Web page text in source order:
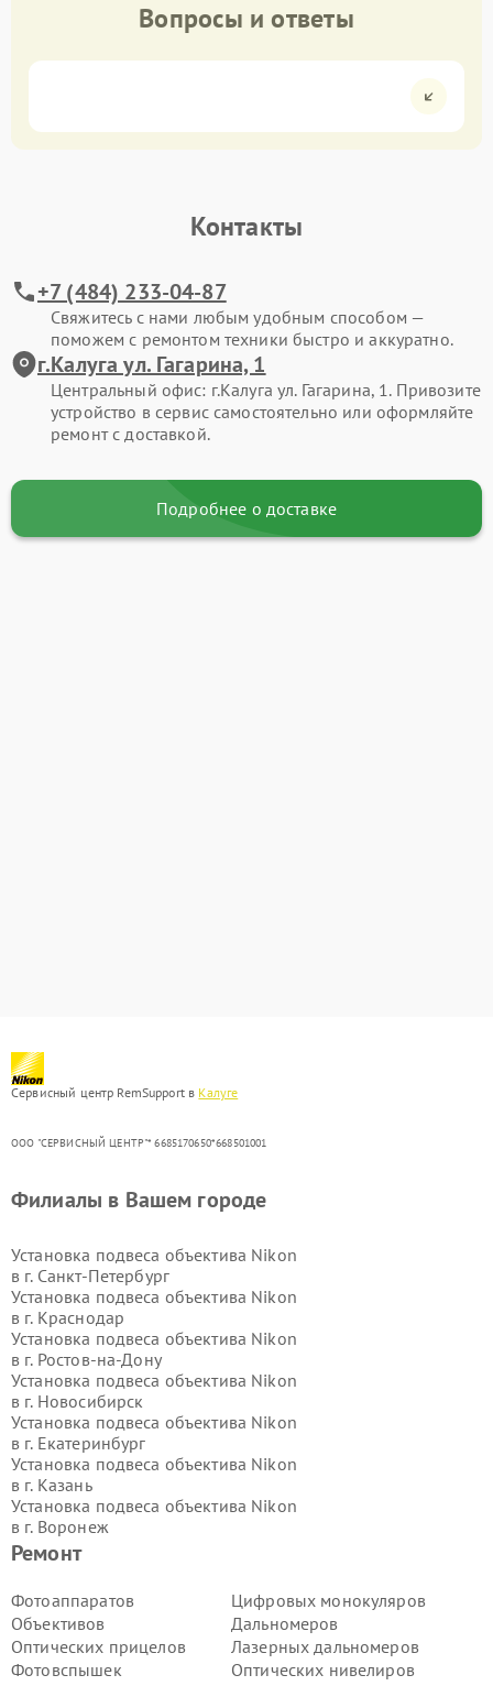
Вопросы и ответы
Контакты
+7 (484) 233-04-87
Свяжитесь с нами любым удобным способом —
поможем с ремонтом техники быстро и аккуратно.
г.Калуга ул. Гагарина, 1
Центральный офис: г.Калуга ул. Гагарина, 1. Привозите
устройство в сервис самостоятельно или оформляйте
ремонт с доставкой.
Подробнее о доставке
Сервисный центр RemSupport в Калуге
ООО "СЕРВИСНЫЙ ЦЕНТР"* 6685170650*668501001
Ремонт
Фотоаппаратов
Объективов
Оптических прицелов
Фотовспышек
Цифровых монокуляров
Дальномеров
Лазерных дальномеров
Оптических нивелиров
Филиалы в Вашем городе
Установка подвеса объектива Nikon
в г. Санкт-Петербург
Установка подвеса объектива Nikon
в г. Краснодар
Установка подвеса объектива Nikon
в г. Ростов-на-Дону
Установка подвеса объектива Nikon
в г. Новосибирск
Установка подвеса объектива Nikon
в г. Екатеринбург
Установка подвеса объектива Nikon
в г. Казань
Установка подвеса объектива Nikon
в г. Воронеж
Установка подвеса объектива Nikon
Установка подвеса объектива Nikon
в г.Самара
Установка подвеса объектива Nikon
в г.Пермь
Установка подвеса объектива Nikon